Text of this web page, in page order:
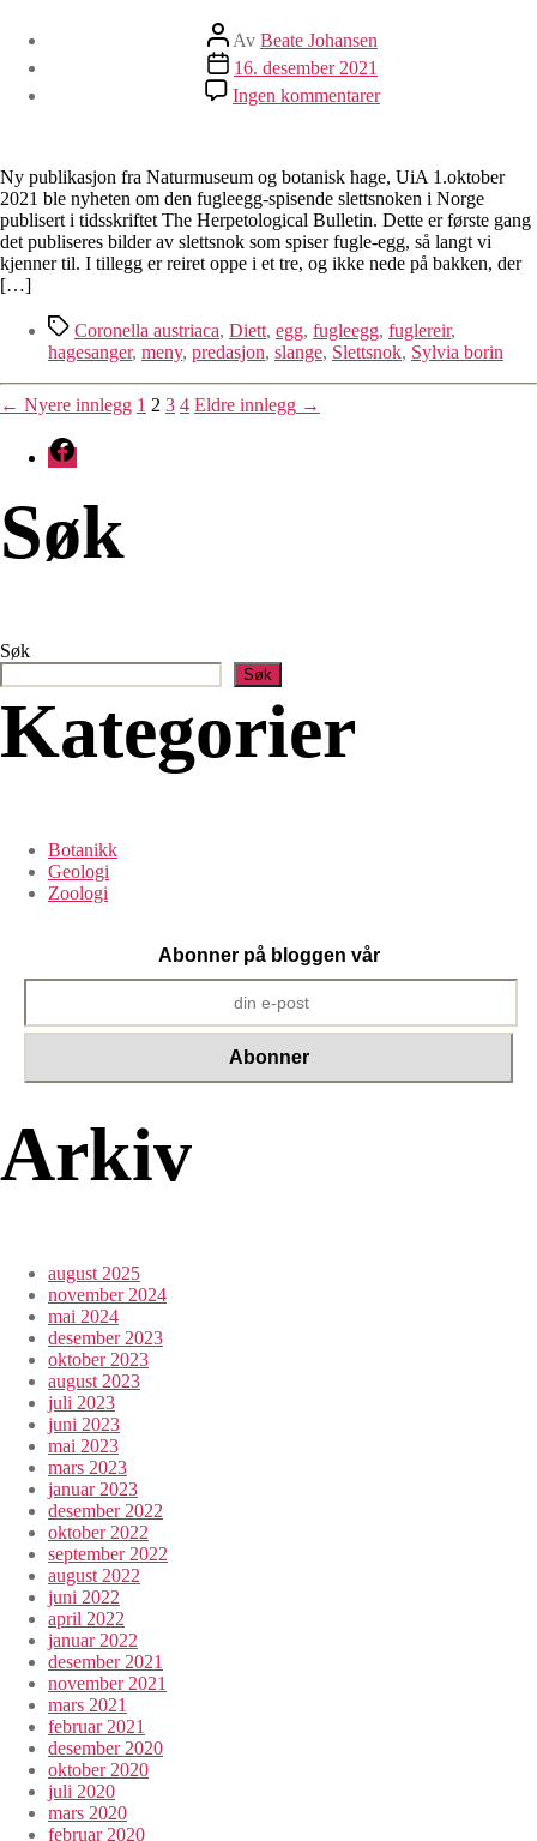
Innleggsforfatter
Av Beate Johansen
Publiseringsdato
16. desember 2021
Ingen kommentarertil
Verdens-
foto-
dokumentasjon
av
slettsnok
som
Ny publikasjon fra Naturmuseum og botanisk hage, UiA 1.oktober
2021 ble nyheten om den fugleegg-spisende slettsnoken i Norge
publisert i tidsskriftet The Herpetological Bulletin. Dette er første gang
det publiseres bilder av slettsnok som spiser fugle-egg, så langt vi
kjenner til. I tillegg er reiret oppe i et tre, og ikke nede på bakken, der
[…]
Stikkord
Coronella austriaca, Diett, egg, fugleegg, fuglereir,
hagesanger, meny, predasjon, slange, Slettsnok, Sylvia borin
Posts
pagination
← Nyere innlegg 1 2 3 4 Eldre innlegg →
Facebook
Søk
Søk
Søk
Kategorier
Botanikk
Geologi
Zoologi
Abonner på bloggen vår
Arkiv
august 2025
november 2024
mai 2024
desember 2023
oktober 2023
august 2023
juli 2023
juni 2023
mai 2023
mars 2023
januar 2023
desember 2022
oktober 2022
september 2022
august 2022
juni 2022
april 2022
januar 2022
desember 2021
november 2021
mars 2021
februar 2021
desember 2020
oktober 2020
juli 2020
mars 2020
februar 2020